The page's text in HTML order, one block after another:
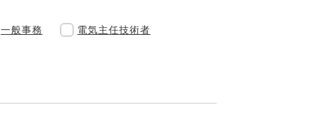
一般事務 電気主任技術者